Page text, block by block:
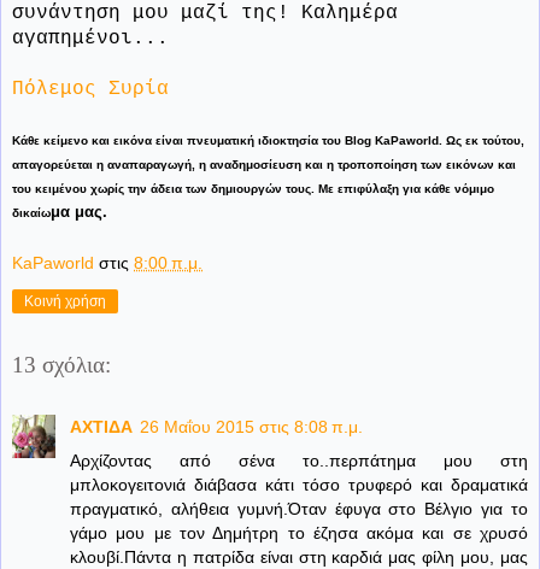
συνάντηση μου μαζί της! Καλημέρα
αγαπημένοι...
Πόλεμος Συρία
Κάθε κείμενο και εικόνα είναι πνευματική ιδιοκτησία του Blog KaPaworld. Ως εκ τούτου,
απαγορεύεται η αναπαραγωγή, η αναδημοσίευση και η τροποποίηση των εικόνων και
του κειμένου χωρίς την άδεια των δημιουργών τους. Με επιφύλαξη για κάθε νόμιμο
δικαίωμα μας.
KaPaworld στις 8:00 π.μ.
Κοινή χρήση
13 σχόλια:
ΑΧΤΙΔΑ 26 Μαΐου 2015 στις 8:08 π.μ.
Αρχίζοντας από σένα το..περπάτημα μου στη
μπλοκογειτονιά διάβασα κάτι τόσο τρυφερό και δραματικά
πραγματικό, αλήθεια γυμνή.Όταν έφυγα στο Βέλγιο για το
γάμο μου με τον Δημήτρη το έζησα ακόμα και σε χρυσό
κλουβί.Πάντα η πατρίδα είναι στη καρδιά μας φίλη μου, μας